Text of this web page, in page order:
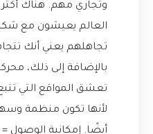
وتجاري مهم. هناك
العالم يعيشون مع
تجاهلهم يعني أنك
تعشق المواقع التي
لأنها تكون منظمة
أيضًا. إمكانية الوصول = SEO أفضل.